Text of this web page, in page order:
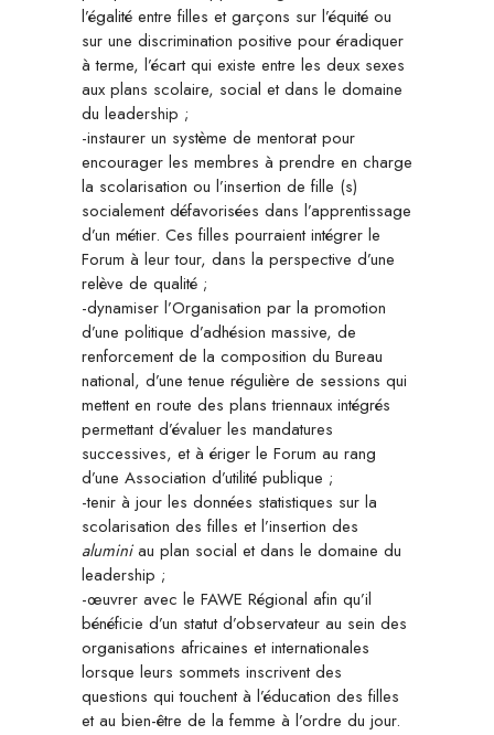
l’égalité entre filles et garçons sur l’équité ou
sur une discrimination positive pour éradiquer
à terme, l’écart qui existe entre les deux sexes
aux plans scolaire, social et dans le domaine
du leadership ;
-instaurer un système de mentorat pour
encourager les membres à prendre en charge
la scolarisation ou l’insertion de fille (s)
socialement défavorisées dans l’apprentissage
d’un métier. Ces filles pourraient intégrer le
Forum à leur tour, dans la perspective d’une
relève de qualité ;
-dynamiser l’Organisation par la promotion
d’une politique d’adhésion massive, de
renforcement de la composition du Bureau
national, d’une tenue régulière de sessions qui
mettent en route des plans triennaux intégrés
permettant d’évaluer les mandatures
successives, et à ériger le Forum au rang
d’une Association d’utilité publique ;
-tenir à jour les données statistiques sur la
scolarisation des filles et l’insertion des
aluminiau plan social et dans le domaine du
leadership ;
-œuvrer avec le FAWE Régional afin qu’il
bénéficie d’un statut d’observateur au sein des
organisations africaines et internationales
lorsque leurs sommets inscrivent des
questions qui touchent à l’éducation des filles
et au bien-être de la femme à l’ordre du jour.